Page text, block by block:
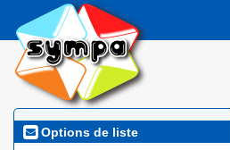
Options de liste